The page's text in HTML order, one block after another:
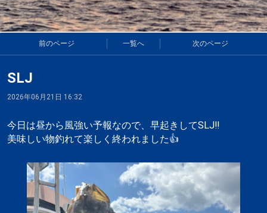
前のページ 一覧へ 次のページ
SLJ
2026年06月21日 16:32
今日は昼から風強い予報なので、早起きしてSLJ‼️
美味しい物釣れて楽しく終われました👍